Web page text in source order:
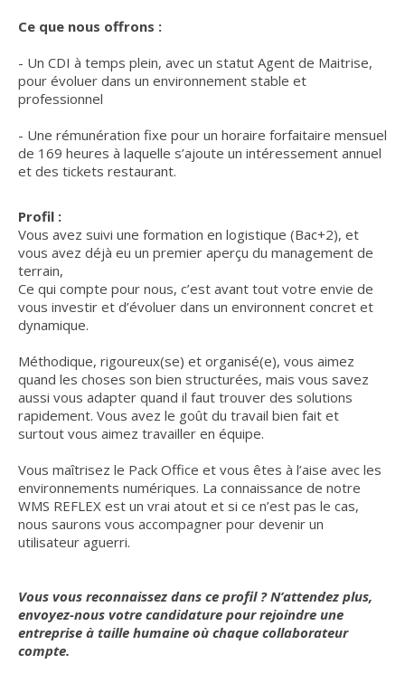
Ce que nous offrons :
- Un CDI à temps plein, avec un statut Agent de Maitrise,
pour évoluer dans un environnement stable et
professionnel
- Une rémunération fixe pour un horaire forfaitaire mensuel
de 169 heures à laquelle s’ajoute un intéressement annuel
et des tickets restaurant.
Profil :
Vous avez suivi une formation en logistique (Bac+2), et
vous avez déjà eu un premier aperçu du management de
terrain,
Ce qui compte pour nous, c’est avant tout votre envie de
vous investir et d’évoluer dans un environnent concret et
dynamique.
Méthodique, rigoureux(se) et organisé(e), vous aimez
quand les choses son bien structurées, mais vous savez
aussi vous adapter quand il faut trouver des solutions
rapidement. Vous avez le goût du travail bien fait et
surtout vous aimez travailler en équipe.
Vous maîtrisez le Pack Office et vous êtes à l’aise avec les
environnements numériques. La connaissance de notre
WMS REFLEX est un vrai atout et si ce n’est pas le cas,
nous saurons vous accompagner pour devenir un
utilisateur aguerri.
Vous vous reconnaissez dans ce profil ? N’attendez plus,
envoyez-nous votre candidature pour rejoindre une
entreprise à taille humaine où chaque collaborateur
compte.